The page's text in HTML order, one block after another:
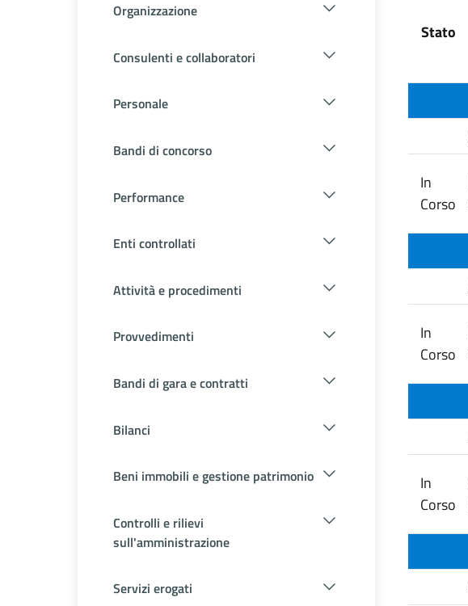
Organizzazione
Consulenti e collaboratori
Personale
Bandi di concorso
Performance
Enti controllati
Attività e procedimenti
Provvedimenti
Bandi di gara e contratti
Bilanci
Beni immobili e gestione patrimonio
Controlli e rilievi
sull'amministrazione
Servizi erogati
Stato
In
Corso
In
Corso
In
Corso